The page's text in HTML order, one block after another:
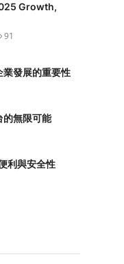
Growth,
91
發展的重要性
的無限可能
利與安全性